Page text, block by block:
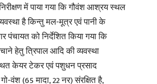
में पाया गया कि गौवंश आश्रय स्थल
है किन्तु मल-मूत्र एवं पानी के
पंचायत को निर्देशित किया गया कि
हेतु त्रिपाल आदि की व्यवस्था
केयर टेकर एवं पशुधन प्रसाद
वंश (65 मादा, 22 नर) संरक्षित है,